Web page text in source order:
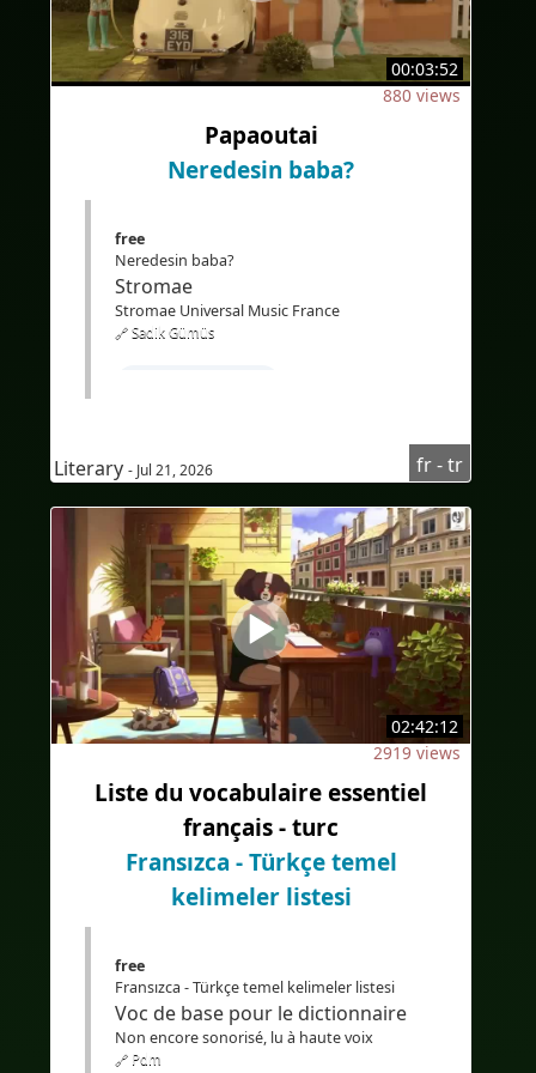
#sous-titresbilingues
#Traduction
#IA
#İkidilli
#İkidillialtyazılar
#YapayZeka
#eLearning
00:03:52
880 views
Papaoutai
Neredesin baba?
free
Neredesin baba?
Stromae
Stromae Universal Music France
🔗 Sadik Gümüs
#Fransızcadinlediğinianlama
#Audioenfrançais
#AudioFransızca
#sous-titresenturc
#altyazılarTürkçe
#Bilingue
#sous-titresbilingues
#Traduction
#IA
#İkidilli
#İkidillialtyazılar
#Çeviri
#YapayZeka
#EdTech
#eLearning
Literary - Jul 21, 2026 fr - tr
02:42:12
2919 views
Liste du vocabulaire essentiel
français - turc
Fransızca - Türkçe temel
kelimeler listesi
free
Fransızca - Türkçe temel kelimeler listesi
Voc de base pour le dictionnaire
Non encore sonorisé, lu à haute voix
🔗 Pdm